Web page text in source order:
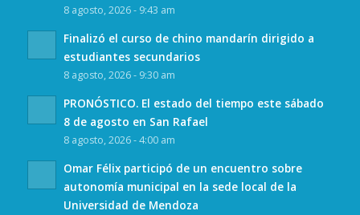
8 agosto, 2026 - 9:43 am
Finalizó el curso de chino mandarín dirigido a
estudiantes secundarios
8 agosto, 2026 - 9:30 am
PRONÓSTICO. El estado del tiempo este sábado
8 de agosto en San Rafael
8 agosto, 2026 - 4:00 am
Omar Félix participó de un encuentro sobre
autonomía municipal en la sede local de la
Universidad de Mendoza